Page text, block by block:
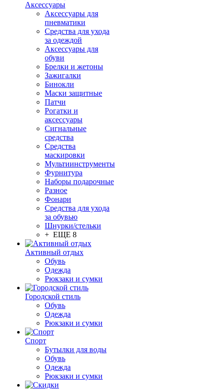
Аксессуары
Аксессуары для
пневматики
Средства для ухода
за одеждой
Аксессуары для
обуви
Брелки и жетоны
Зажигалки
Бинокли
Маски защитные
Патчи
Рогатки и
аксессуары
Сигнальные
средства
Средства
маскировки
Мультиинструменты
Фурнитура
Наборы подарочные
Разное
Фонари
Средства для ухода
за обувью
Шнурки/стельки
+ ЕЩЕ 8
Активный отдых
Обувь
Одежда
Рюкзаки и сумки
Городской стиль
Обувь
Одежда
Рюкзаки и сумки
Спорт
Бутылки для воды
Обувь
Одежда
Рюкзаки и сумки